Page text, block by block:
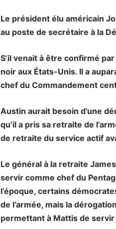
Le président élu américain
au poste de secrétaire à la
S’il venait à être confirmé
noir aux États-Unis. Il a
chef du Commandement
Austin aurait besoin d’une
qu’il a pris sa retraite de
de retraite du service actif
Le général à la retraite
servir comme chef du
l’époque, certains
de l’armée, mais la
permettant à Mattis de servir